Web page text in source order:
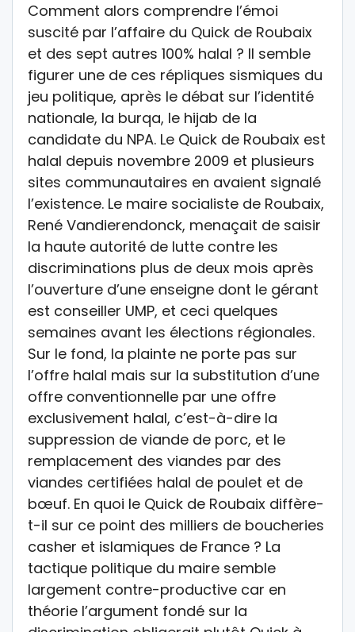
Comment alors comprendre l’émoi
suscité par l’affaire du Quick de Roubaix
et des sept autres 100% halal ? Il semble
figurer une de ces répliques sismiques du
jeu politique, après le débat sur l’identité
nationale, la burqa, le hijab de la
candidate du NPA. Le Quick de Roubaix est
halal depuis novembre 2009 et plusieurs
sites communautaires en avaient signalé
l’existence. Le maire socialiste de Roubaix,
René Vandierendonck, menaçait de saisir
la haute autorité de lutte contre les
discriminations plus de deux mois après
l’ouverture d’une enseigne dont le gérant
est conseiller UMP, et ceci quelques
semaines avant les élections régionales.
Sur le fond, la plainte ne porte pas sur
l’offre halal mais sur la substitution d’une
offre conventionnelle par une offre
exclusivement halal, c’est-à-dire la
suppression de viande de porc, et le
remplacement des viandes par des
viandes certifiées halal de poulet et de
bœuf. En quoi le Quick de Roubaix diffère-
t-il sur ce point des milliers de boucheries
casher et islamiques de France ? La
tactique politique du maire semble
largement contre-productive car en
théorie l’argument fondé sur la